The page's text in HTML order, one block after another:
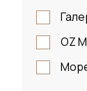
OZ